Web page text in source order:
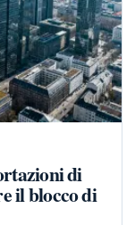
di
il blocco di